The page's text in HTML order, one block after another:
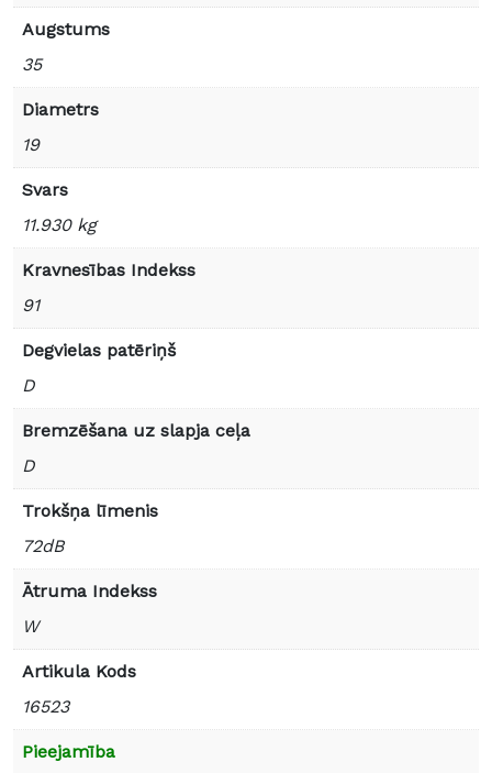
Augstums
35
Diametrs
19
Svars
11.930 kg
Kravnesības Indekss
91
Degvielas patēriņš
D
Bremzēšana uz slapja ceļa
D
Trokšņa līmenis
72dB
Ātruma Indekss
W
Artikula Kods
16523
Pieejamība